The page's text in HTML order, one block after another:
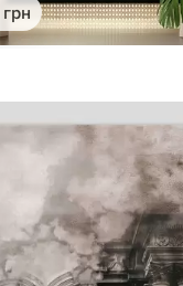
грн